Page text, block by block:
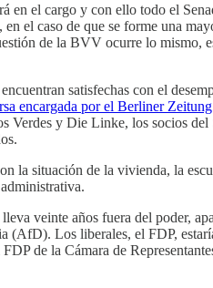
en el cargo y con ello todo el
el caso de que se forme una
de la BVV ocurre lo mismo,
satisfechas con el
encargada por el Berliner Zeitung
Verdes y Die Linke, los socios
la situación de la vivienda, la
veinte años fuera del poder,
(AfD). Los liberales, el FDP,
de la Cámara de